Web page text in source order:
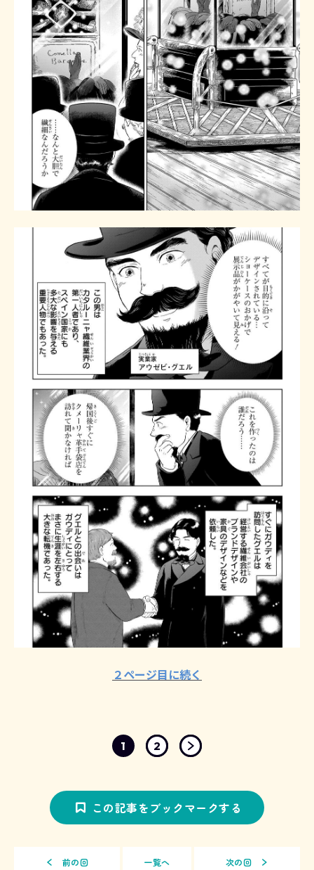
２ページ目に続く
1 2
この記事をブックマークする
前の回 一覧へ 次の回